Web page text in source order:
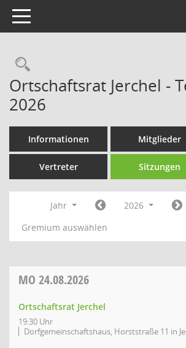
Toggle navigation
Rechercheauswahl
Ortschaftsrat Jerchel -
2026
Informationen Mitglieder
Vertreter Sitzungen
Jahr
2026
Gremium auswählen
MO 24.08.2026
Ortschaftsrat Jerchel
19:30 Uhr
Dorfgemeinschaftshaus, Horststraße 11 in